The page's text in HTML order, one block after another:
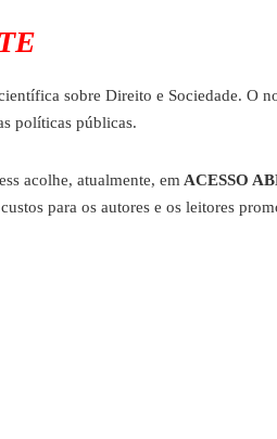
sobre Direito e Sociedade. O
políticas públicas.
acolhe, atualmente, emACESSO
para os autores e os leitores